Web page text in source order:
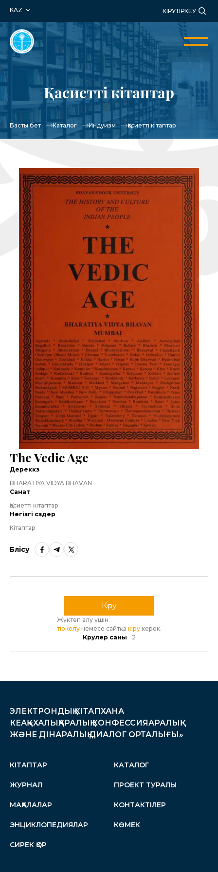
KAZ КІРУТІРКЕУ
Қасиетті кітаптар
Басты бет Каталог Индуизм Қасиетті кітаптар
The Vedic Age
Дереккөз
BHARATIYA VIDYA BHAVAN
Санат
Қасиетті кітаптар
Негізгі сөздер
Кітаптар
Бөлісу
Көру
Жүктеп алу үшін
тіркелунемесе сайтқа кірукерек.
Көрулер саны
2
ЭЛЕКТРОНДЫҚ КІТАПХАНА
КЕАҚ «ХАЛЫҚАРАЛЫҚ КОНФЕССИЯАРАЛЫҚ
ЖӘНЕ ДІНАРАЛЫҚ ДИАЛОГ ОРТАЛЫҒЫ»
КІТАПТАР
ЖУРНАЛ
МАҚАЛАЛАР
ЭНЦИКЛОПЕДИЯЛАР
СИРЕК ҚОР
КАТАЛОГ
ПРОЕКТ ТУРАЛЫ
КОНТАКТІЛЕР
КӨМЕК